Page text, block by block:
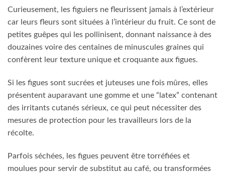
Curieusement, les figuiers ne fleurissent jamais à l’extérieur
car leurs fleurs sont situées à l’intérieur du fruit. Ce sont de
petites guêpes qui les pollinisent, donnant naissance à des
douzaines voire des centaines de minuscules graines qui
confèrent leur texture unique et croquante aux figues.
Si les figues sont sucrées et juteuses une fois mûres, elles
présentent auparavant une gomme et une “latex” contenant
des irritants cutanés sérieux, ce qui peut nécessiter des
mesures de protection pour les travailleurs lors de la
récolte.
Parfois séchées, les figues peuvent être torréfiées et
moulues pour servir de substitut au café, ou transformées